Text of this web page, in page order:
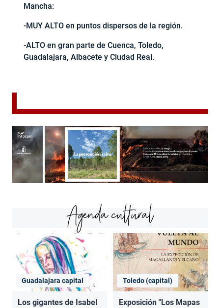
Mancha:
-MUY ALTO en puntos dispersos de la región.
-ALTO en gran parte de Cuenca, Toledo,
Guadalajara, Albacete y Ciudad Real.
Agenda cultural
Guadalajara capital
Los gigantes de Isabel
Toledo (capital)
Exposición "Los Mapas